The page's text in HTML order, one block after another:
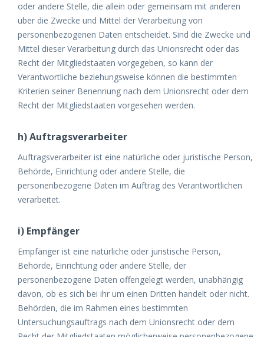
oder andere Stelle, die allein oder gemeinsam mit anderen
über die Zwecke und Mittel der Verarbeitung von
personenbezogenen Daten entscheidet. Sind die Zwecke und
Mittel dieser Verarbeitung durch das Unionsrecht oder das
Recht der Mitgliedstaaten vorgegeben, so kann der
Verantwortliche beziehungsweise können die bestimmten
Kriterien seiner Benennung nach dem Unionsrecht oder dem
Recht der Mitgliedstaaten vorgesehen werden.
h) Auftragsverarbeiter
Auftragsverarbeiter ist eine natürliche oder juristische Person,
Behörde, Einrichtung oder andere Stelle, die
personenbezogene Daten im Auftrag des Verantwortlichen
verarbeitet.
i) Empfänger
Empfänger ist eine natürliche oder juristische Person,
Behörde, Einrichtung oder andere Stelle, der
personenbezogene Daten offengelegt werden, unabhängig
davon, ob es sich bei ihr um einen Dritten handelt oder nicht.
Behörden, die im Rahmen eines bestimmten
Untersuchungsauftrags nach dem Unionsrecht oder dem